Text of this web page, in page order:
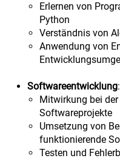
Erlernen von
Python
Verständnis von
Anwendung von
Softwareentwicklung
Mitwirkung bei
Softwareprojekte
Umsetzung von
funktionierende
Testen und